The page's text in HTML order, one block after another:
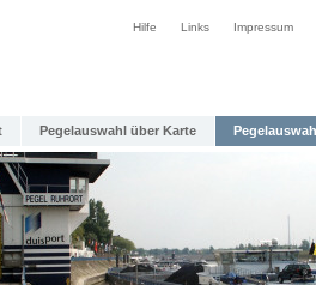
Hilfe Links Impressum
Pegelauswahl über Karte